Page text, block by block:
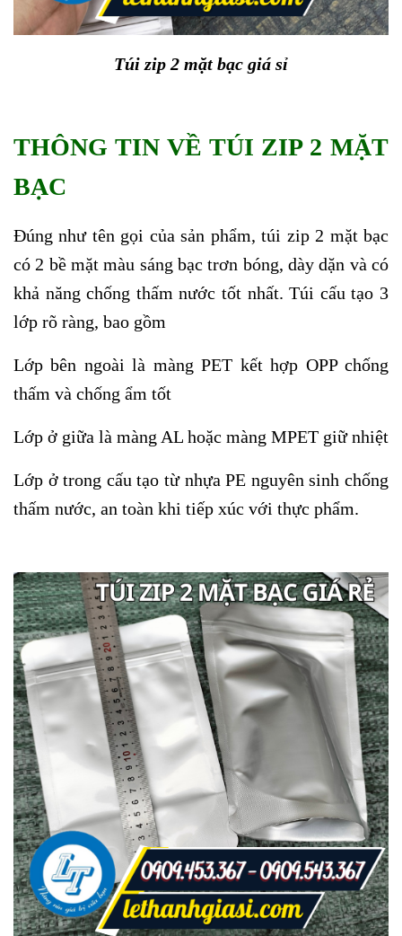
Túi zip 2 mặt bạc giá sỉ
THÔNG TIN VỀ TÚI ZIP 2 MẶT
BẠC
Đúng như tên gọi của sản phẩm, túi zip 2 mặt bạc
có 2 bề mặt màu sáng bạc trơn bóng, dày dặn và có
khả năng chống thấm nước tốt nhất. Túi cấu tạo 3
lớp rõ ràng, bao gồm
Lớp bên ngoài là màng PET kết hợp OPP chống
thấm và chống ẩm tốt
Lớp ở giữa là màng AL hoặc màng MPET giữ nhiệt
Lớp ở trong cấu tạo từ nhựa PE nguyên sinh chống
thấm nước, an toàn khi tiếp xúc với thực phẩm.